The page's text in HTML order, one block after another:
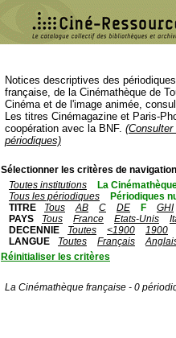
Notices descriptives des
française, de la Cinémathèque de
Cinéma et de l'image animée,
Les titres Cinémagazine et Paris-
coopération avec la BNF.
périodiques)
Sélectionner les critères de
Toutes institutions
La
Tous les périodiques
Périodiques
TITRE
Tous AB C DE F
GHI
PAYS
Tous France Etats-Unis
DECENNIE
Toutes <1900
1900
LANGUE
Toutes Français
Réinitialiser les critères
La Cinémathèque française - 0